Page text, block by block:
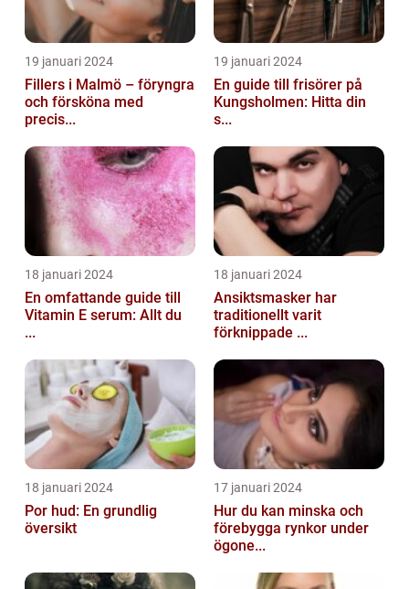
19 januari 2024
Fillers i Malmö – föryngra
och försköna med
precis...
19 januari 2024
En guide till frisörer på
Kungsholmen: Hitta din
s...
18 januari 2024
En omfattande guide till
Vitamin E serum: Allt du
...
18 januari 2024
Ansiktsmasker har
traditionellt varit
förknippade ...
18 januari 2024
Por hud: En grundlig
översikt
17 januari 2024
Hur du kan minska och
förebygga rynkor under
ögone...